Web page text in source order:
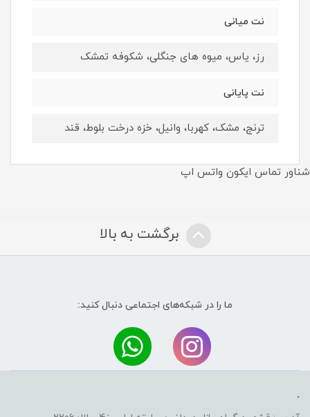
نت ميانى
رز، یاس، میوه های جنگلی، شکوفه تمشک
نت پايانى
ترنج، مشک، کهربا، وانیل، خزه درخت بلوط، قند
شناور تماس ایکون واتس اپ
برگشت به بالا
ما را در شبکه‌های اجتماعی دنبال کنید:
.